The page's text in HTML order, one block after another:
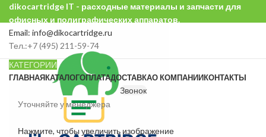
dikocartridge IT - расходные материалы и запчасти для
офисных и полиграфических аппаратов.
Email: info@dikocartridge.ru
Тел.:+7 (495) 211-59-74
КАТЕГОРИИ
ГЛАВНАЯКАТАЛОГОПЛАТАДОСТАВКАО КОМПАНИИКОНТАКТЫ
Звонок
Уточняйте у менеджера
Нажмите, чтобы увеличить изображение